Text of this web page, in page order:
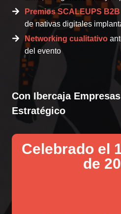
Premios SCALEUPS B2B
de nativas digitales
Networking cualitativo
del evento
Con Ibercaja
Estratégico
Celebrado el
de